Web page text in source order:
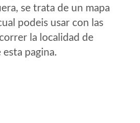
se trata de un mapa
podeis usar con las
la localidad de
pagina.